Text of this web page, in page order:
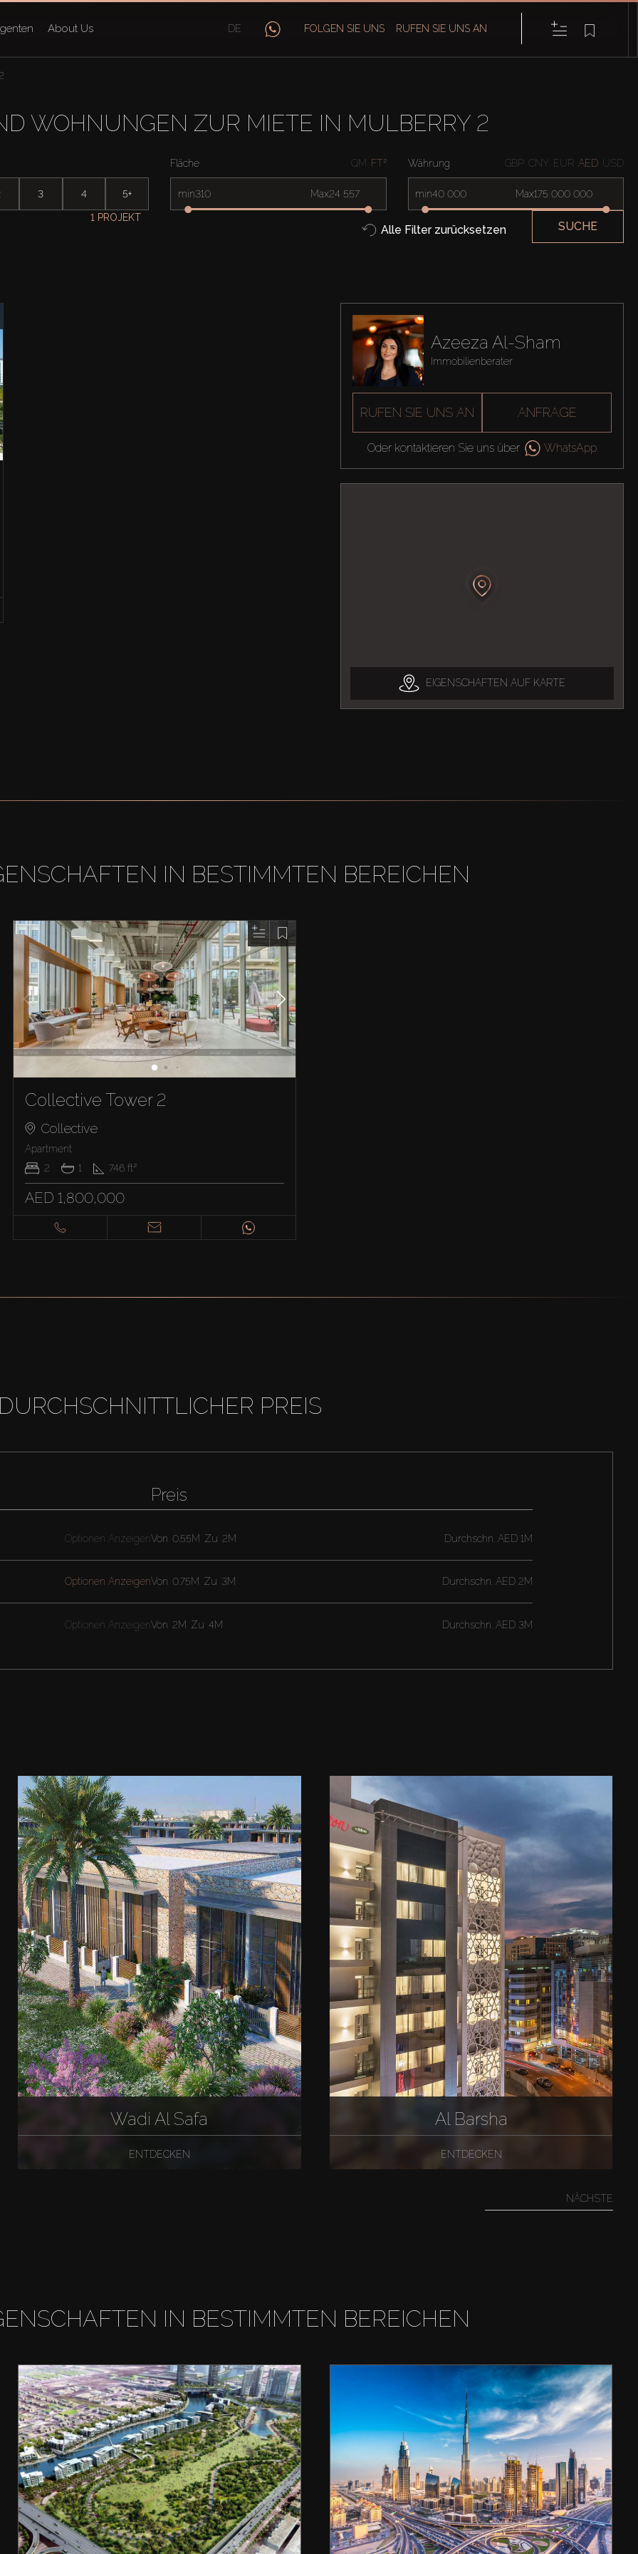
About Us DE FOLGEN SIE UNS RUFEN SIE UNS AN
WOHNUNGEN ZUR MIETE IN MULBERRY 2
3 4 5+
Fläche QM FT²
min Max
Währung GBP CNY EUR AED USD
min Max
1 PROJEKT
Alle Filter zurücksetzen SUCHE
Azeeza Al-Sham
Immobilienberater
RUFEN SIE UNS AN ANFRAGE
Oder kontaktieren Sie uns über WhatsApp
EIGENSCHAFTEN AUF KARTE
IN BESTIMMTEN BEREICHEN
Collective Tower 2
Collective
Apartment
2
1 746 ft²
AED 1,800,000
DURCHSCHNITTLICHER PREIS
Optionen Anzeigen
Optionen Anzeigen
Optionen Anzeigen
Preis
Von 0.55M Zu 2M Durchschn.AED 1M
Von 0.75M Zu 3M Durchschn.AED 2M
Von 2M Zu 4M Durchschn. AED 3M
Wadi Al Safa
ENTDECKEN
Al Barsha
ENTDECKEN
NÄCHSTE
IN BESTIMMTEN BEREICHEN